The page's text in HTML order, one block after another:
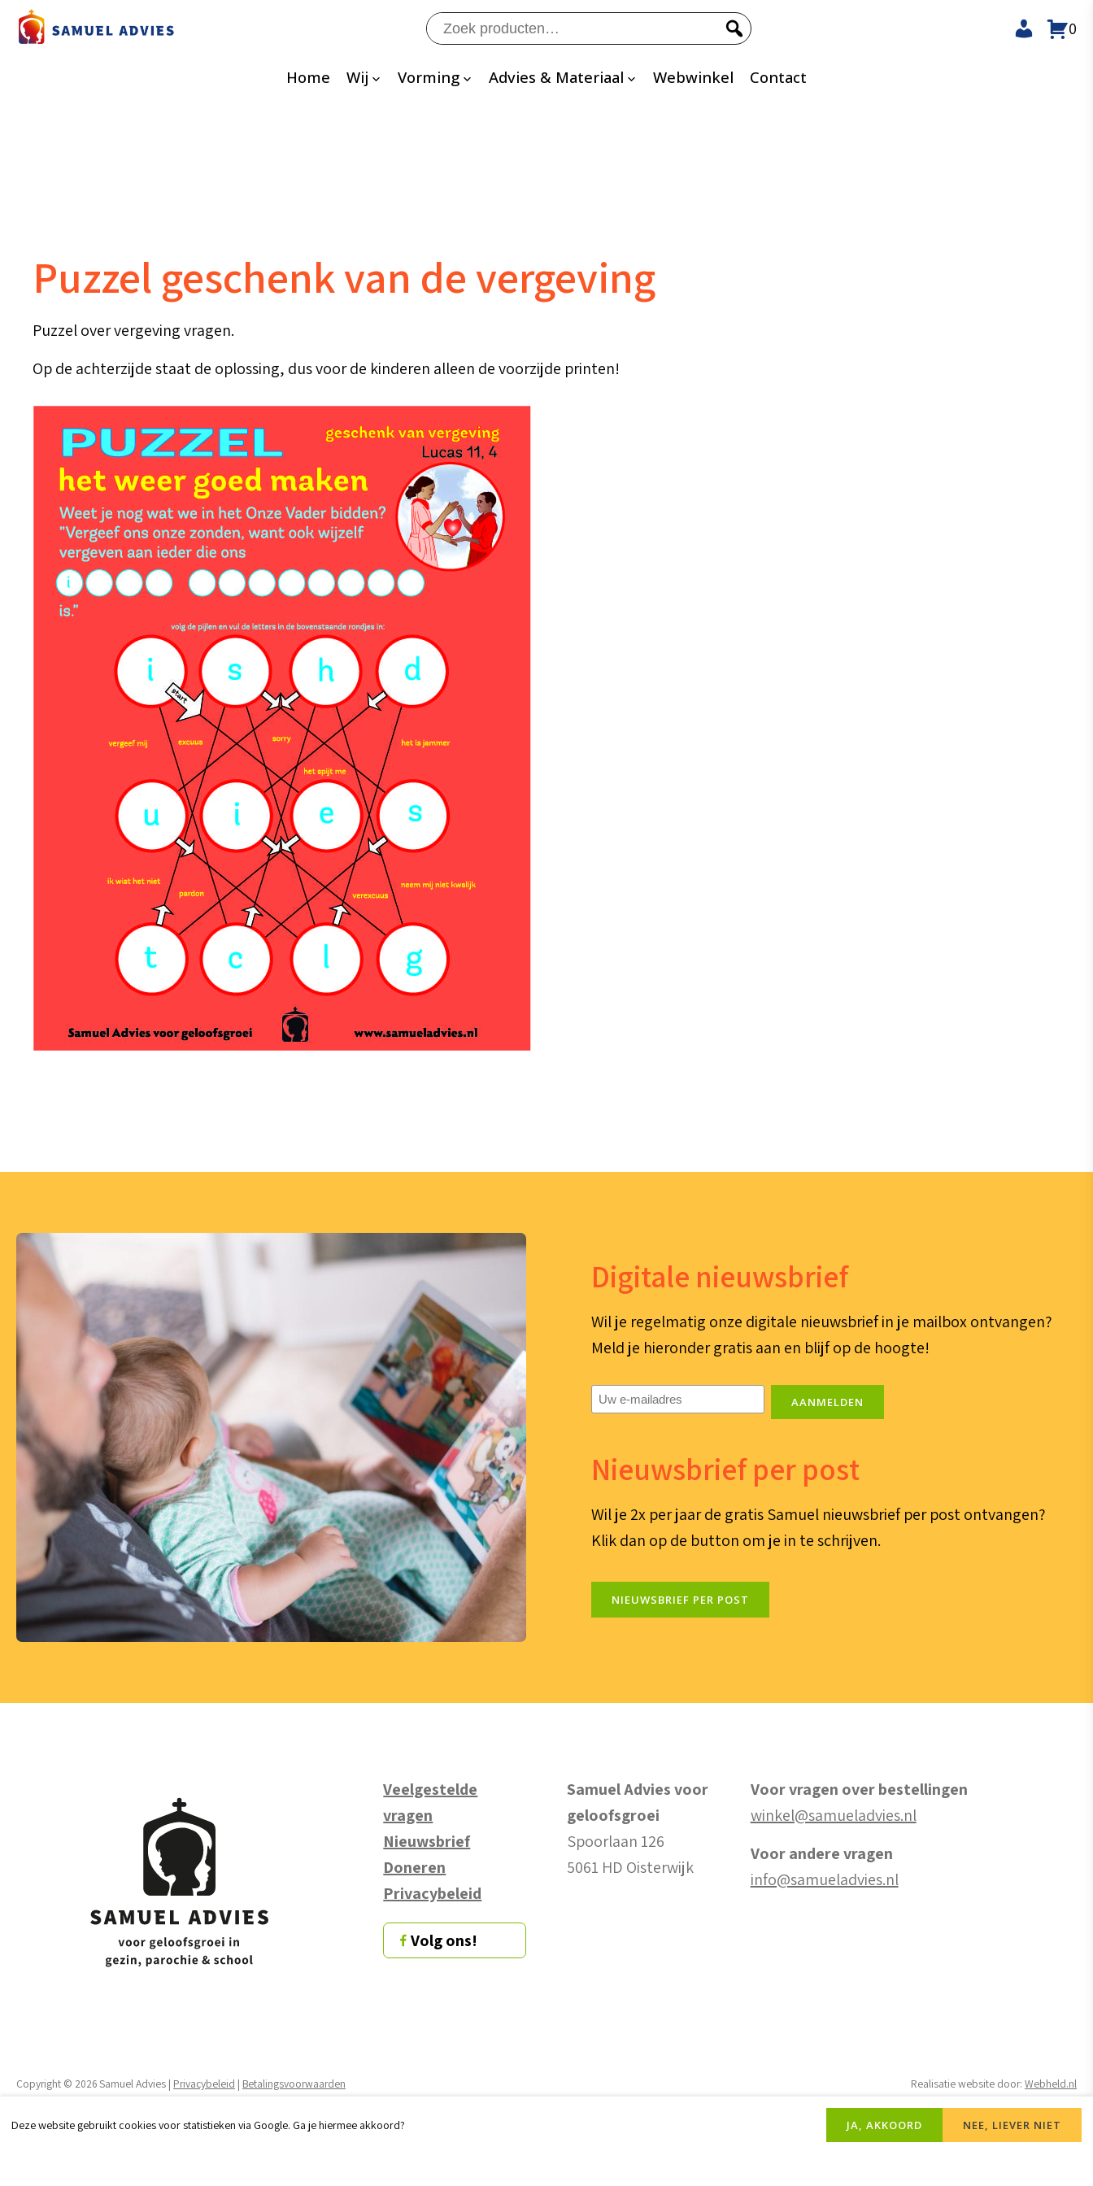
Zoeken
naar:
Home Wij Vorming Advies & Materiaal Webwinkel Contact
0
Puzzel geschenk van de vergeving
Puzzel over vergeving vragen.
Op de achterzijde staat de oplossing, dus voor de kinderen alleen de voorzijde printen!
Digitale nieuwsbrief
Wil je regelmatig onze digitale nieuwsbrief in je mailbox ontvangen?
Meld je hieronder gratis aan en blijf op de hoogte!
E-
mailadres(Vereist)
AANMELDEN
Nieuwsbrief per post
Wil je 2x per jaar de gratis Samuel nieuwsbrief per post ontvangen?
Klik dan op de button om je in te schrijven.
NIEUWSBRIEF PER POST
Veelgestelde
vragen
Nieuwsbrief
Doneren
Privacybeleid
Volg ons!
Samuel Advies voor
geloofsgroei
Spoorlaan 126
5061 HD Oisterwijk
Voor vragen over bestellingen
winkel@samueladvies.nl
Voor andere vragen
info@samueladvies.nl
Copyright © 2026 Samuel Advies | Privacybeleid | Betalingsvoorwaarden Realisatie website door: Webheld.nl
Deze website gebruikt cookies voor statistieken via Google. Ga je hiermee akkoord? JA, AKKOORD NEE, LIEVER NIET